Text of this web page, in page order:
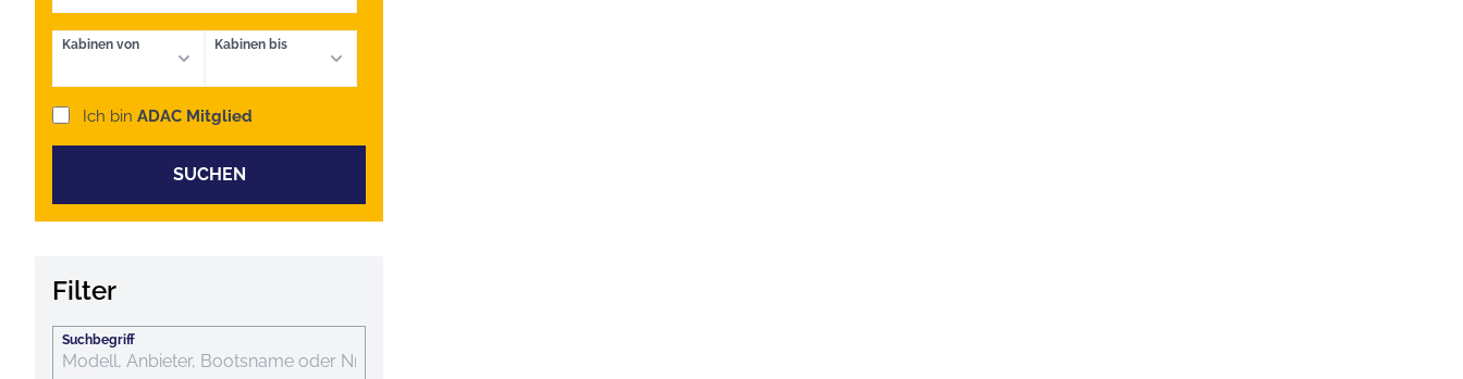
Kabinen von Kabinen bis
Ich bin ADAC Mitglied
SUCHEN
Filter
Suchbegriff